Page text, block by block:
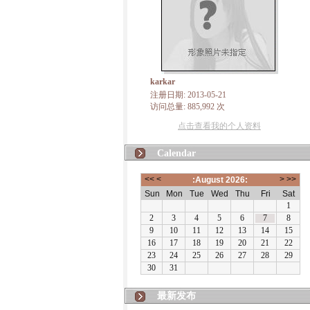
karkar
注册日期: 2013-05-21
访问总量: 885,992 次
点击查看我的个人资料
Calendar
最新发布